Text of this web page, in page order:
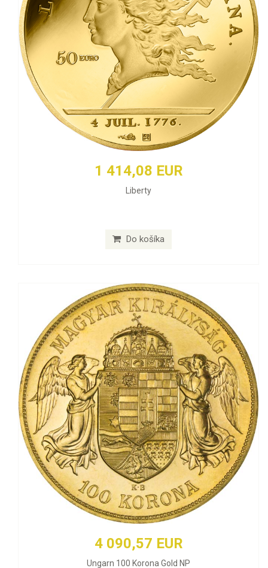
1 414,08 EUR
Liberty
Do košíka
4 090,57 EUR
Ungarn 100 Korona Gold NP